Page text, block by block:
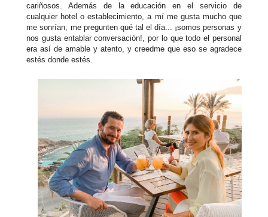
cariñosos. Además de la educación en el servicio de
cualquier hotel o establecimiento, a mí me gusta mucho que
me sonrían, me pregunten qué tal el día... ¡somos personas y
nos gusta entablar conversación!, por lo que todo el personal
era así de amable y atento, y creedme que eso se agradece
estés donde estés.